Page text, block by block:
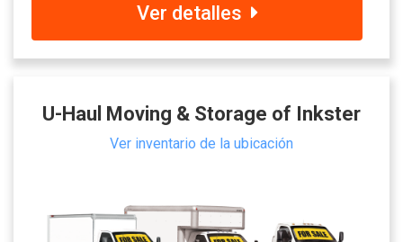
Ver detalles
U-Haul Moving & Storage of Inkster
Ver inventario de la ubicación